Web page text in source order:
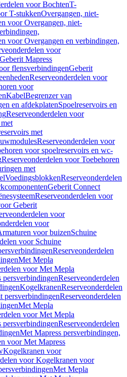
voor BochtenT-
T-stukkenOvergangen, niet-
voor Overgangen, niet-
voor Overgangen en verbindingen,
voor
Mapress
flensverbindingenGeberit
Reserveonderdelen voor
voor
KabelBegrenzer van
en afdekplatenSpoelreservoirs en
Reserveonderdelen voor
met
Reserveonderdelen voor
voor spoelreservoirs en wc-
Reserveonderdelen voor Toebehoren
met
VoedingsblokkenReserveonderdelen
Geberit Connect
Reserveonderdelen voor
Geberit
voor
voor
voor buizenSchuine
voor Schuine
Reserveonderdelen
Met Mepla
voor Met Mepla
persverbindingenReserveonderdelen
KogelkranenReserveonderdelen
persverbindingenReserveonderdelen
Met Mepla
voor Met Mepla
persverbindingenReserveonderdelen
Met Mapress persverbindingen,
voor Met Mapress
Kogelkranen voor
voor Kogelkranen voor
Met Mepla